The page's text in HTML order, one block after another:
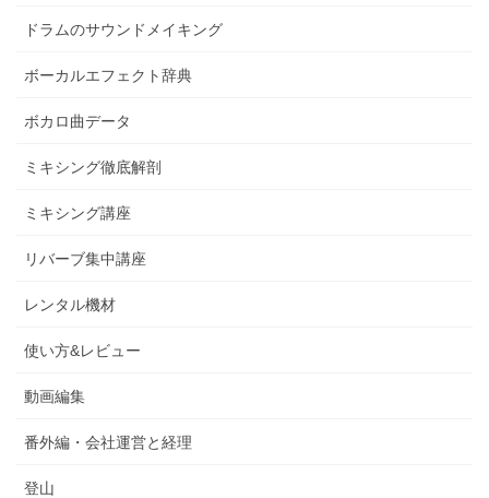
ドラムのサウンドメイキング
ボーカルエフェクト辞典
ボカロ曲データ
ミキシング徹底解剖
ミキシング講座
リバーブ集中講座
レンタル機材
使い方&レビュー
動画編集
番外編・会社運営と経理
登山